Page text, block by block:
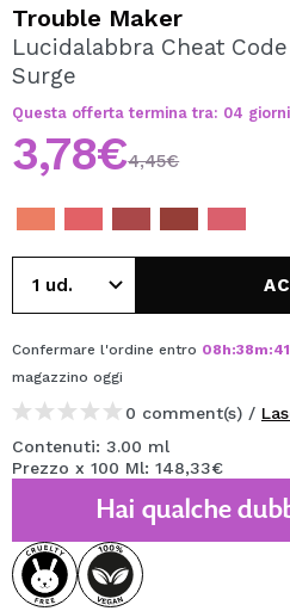
Creando un account su
acquisti velocemente,
Trouble Maker
Lucidalabbra Cheat
Surge
Questa offerta termina tra: 04 giorni
3,78€4,45€
Confermare l'ordine entro 08h:38m:41
magazzino oggi
0 comment(s) /
Contenuti: 3.00 ml
Prezzo x 100 Ml: 148,33€
Hai qualche